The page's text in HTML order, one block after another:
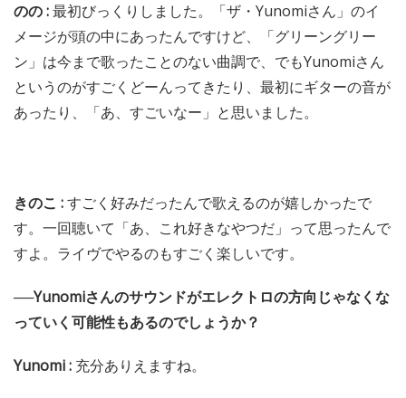
のの :最初びっくりしました。「ザ・Yunomiさん」のイ
メージが頭の中にあったんですけど、「グリーングリー
ン」は今まで歌ったことのない曲調で、でもYunomiさん
というのがすごくどーんってきたり、最初にギターの音が
あったり、「あ、すごいなー」と思いました。
きのこ :すごく好みだったんで歌えるのが嬉しかったで
す。一回聴いて「あ、これ好きなやつだ」って思ったんで
すよ。ライヴでやるのもすごく楽しいです。
──Yunomiさんのサウンドがエレクトロの方向じゃなくな
っていく可能性もあるのでしょうか？
Yunomi : 充分ありえますね。